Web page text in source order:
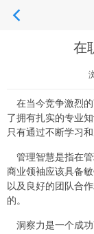
在
在当今竞争激烈
了拥有扎实的专业
只有通过不断学习
管理智慧是指在
商业领袖应该具备
以及良好的团队合
的。
洞察力是一个成